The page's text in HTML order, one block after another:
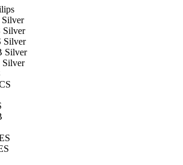
Silver
Silver
Silver
Silver
Silver